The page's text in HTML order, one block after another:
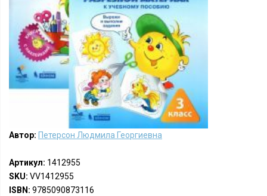
Автор: Петерсон Людмила Георгиевна
Артикул: 1412955
SKU: VV1412955
ISBN: 9785090873116